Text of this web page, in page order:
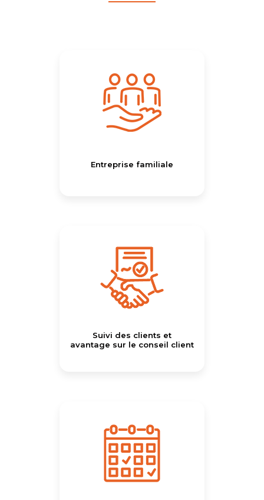
Entreprise familiale
Suivi des clients et
avantage sur le conseil client